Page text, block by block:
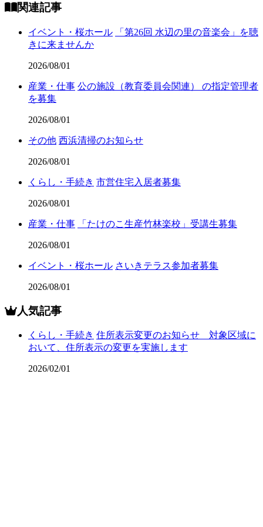
関連記事
イベント・桜ホール
「第26回 水辺の里の音楽会」を聴
きに来ませんか
2026/08/01
産業・仕事 公の施設（教育委員会関連） の指定管理者
を募集
2026/08/01
その他 西浜清掃のお知らせ
2026/08/01
くらし・手続き 市営住宅入居者募集
2026/08/01
産業・仕事 「たけのこ生産竹林楽校」受講生募集
2026/08/01
イベント・桜ホール さいきテラス参加者募集
2026/08/01
人気記事
くらし・手続き 住所表示変更のお知らせ 対象区域に
おいて、住所表示の変更を実施します
2026/02/01